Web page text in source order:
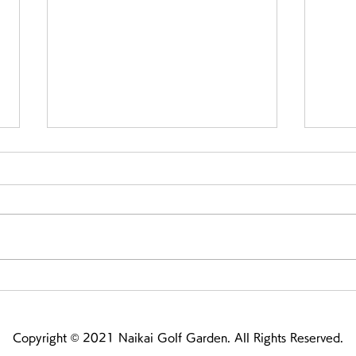
春のビギナー応援キャンペー
[終
Copyright © 2021 Naikai Golf Garden. All Rights Reserved.